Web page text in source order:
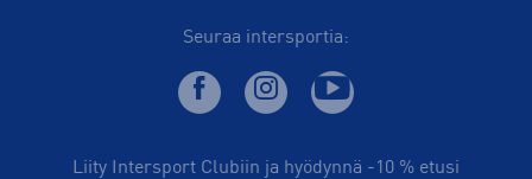
Seuraa intersportia:
Liity Intersport Clubiin ja hyödynnä -10 % etusi